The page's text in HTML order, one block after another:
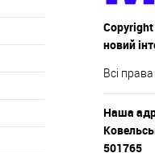
новий
Всі
Наша
501765